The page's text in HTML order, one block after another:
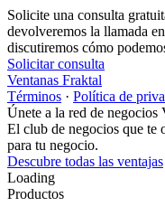
Solicite una consulta
devolveremos la llamada
discutiremos cómo
Solicitar consulta
Ventanas Fraktal
Términos · Política de
Únete a la red de negocios
El club de negocios que te
para tu negocio.
Descubre todas las ventajas
Loading
Productos